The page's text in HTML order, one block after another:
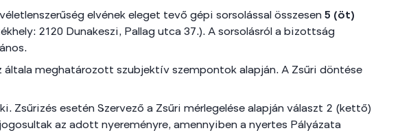
elvének eleget tevő gépi sorsolással összesen 5 (öt)
2120 Dunakeszi, Pallag utca 37.). A sorsolásról a bizottság
általa meghatározott szubjektív szempontok alapján. A Zsűri döntése
Zsűrizés esetén Szervező a Zsűri mérlegelése alapján választ 2 (kettő)
az adott nyereményre, amennyiben a nyertes Pályázata